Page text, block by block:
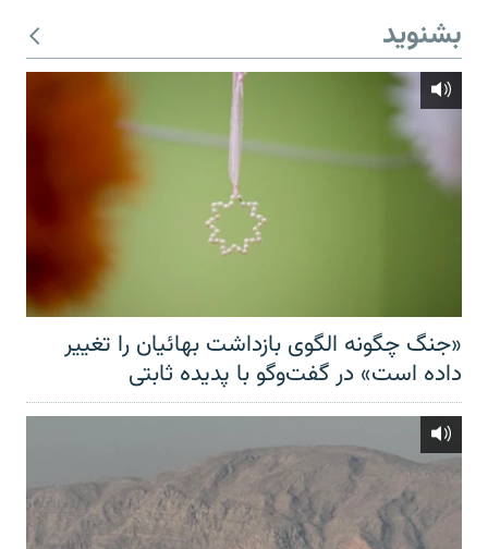
بشنوید
«جنگ چگونه الگوی بازداشت بهائیان را تغییر
داده است» در گفت‌وگو با پدیده ثابتی